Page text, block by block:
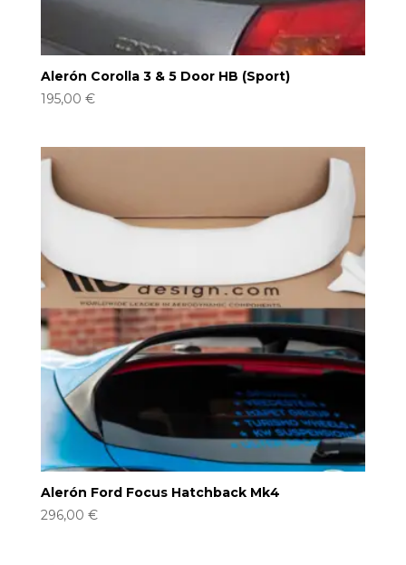
Alerón Corolla 3 & 5 Door HB (Sport)
195,00 €
Alerón Ford Focus Hatchback Mk4
296,00 €